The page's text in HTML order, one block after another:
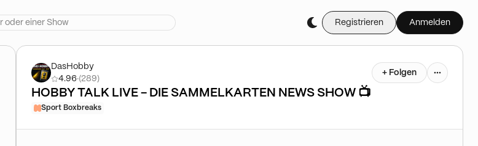
Registrieren Anmelden
DasHobby
4.96·(289)
+ Folgen
HOBBY TALK LIVE - DIE SAMMELKARTEN NEWS SHOW 📺
Sport Boxbreaks